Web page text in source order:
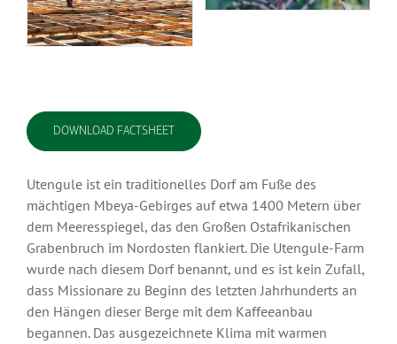
DOWNLOAD FACTSHEET
Utengule ist ein traditionelles Dorf am Fuße des
mächtigen Mbeya-Gebirges auf etwa 1400 Metern über
dem Meeresspiegel, das den Großen Ostafrikanischen
Grabenbruch im Nordosten flankiert. Die Utengule-Farm
wurde nach diesem Dorf benannt, und es ist kein Zufall,
dass Missionare zu Beginn des letzten Jahrhunderts an
den Hängen dieser Berge mit dem Kaffeeanbau
begannen. Das ausgezeichnete Klima mit warmen